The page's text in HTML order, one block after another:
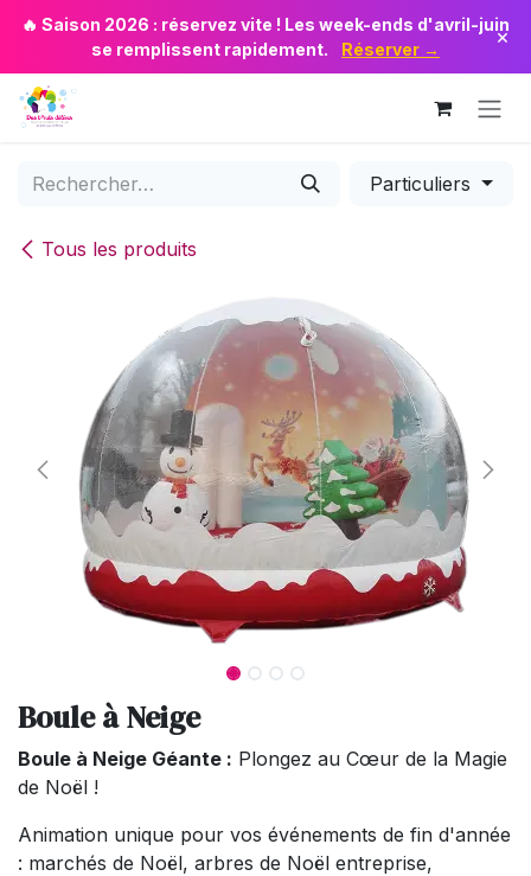
Se rendre au contenu
🔥 Saison 2026 : réservez vite ! Les week-ends d'avril-juin
se remplissent rapidement.
Réserver →
×
Tous les produits
Particuliers
Boule à Neige
Boule à Neige Géante : Plongez au Cœur de la Magie
de Noël !
Animation unique pour vos événements de fin d'année
: marchés de Noël, arbres de Noël entreprise,